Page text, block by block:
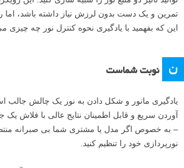
تمرین و یک دست بدون لرزش نیاز داشته باشد،
این که بفهمید با یادگیری نحوه کنترل نور چه چیزی
ن نوبت شماست
یادگیری مانور و شکل دادن به نور یک چالش جالب
آوردن سریع و قابل اطمینان نتایج عالی با فلاش
– به خصوص اگر مدل یا مشتری شما بی صبرانه
نورپردازی خود را تنظیم کنید.